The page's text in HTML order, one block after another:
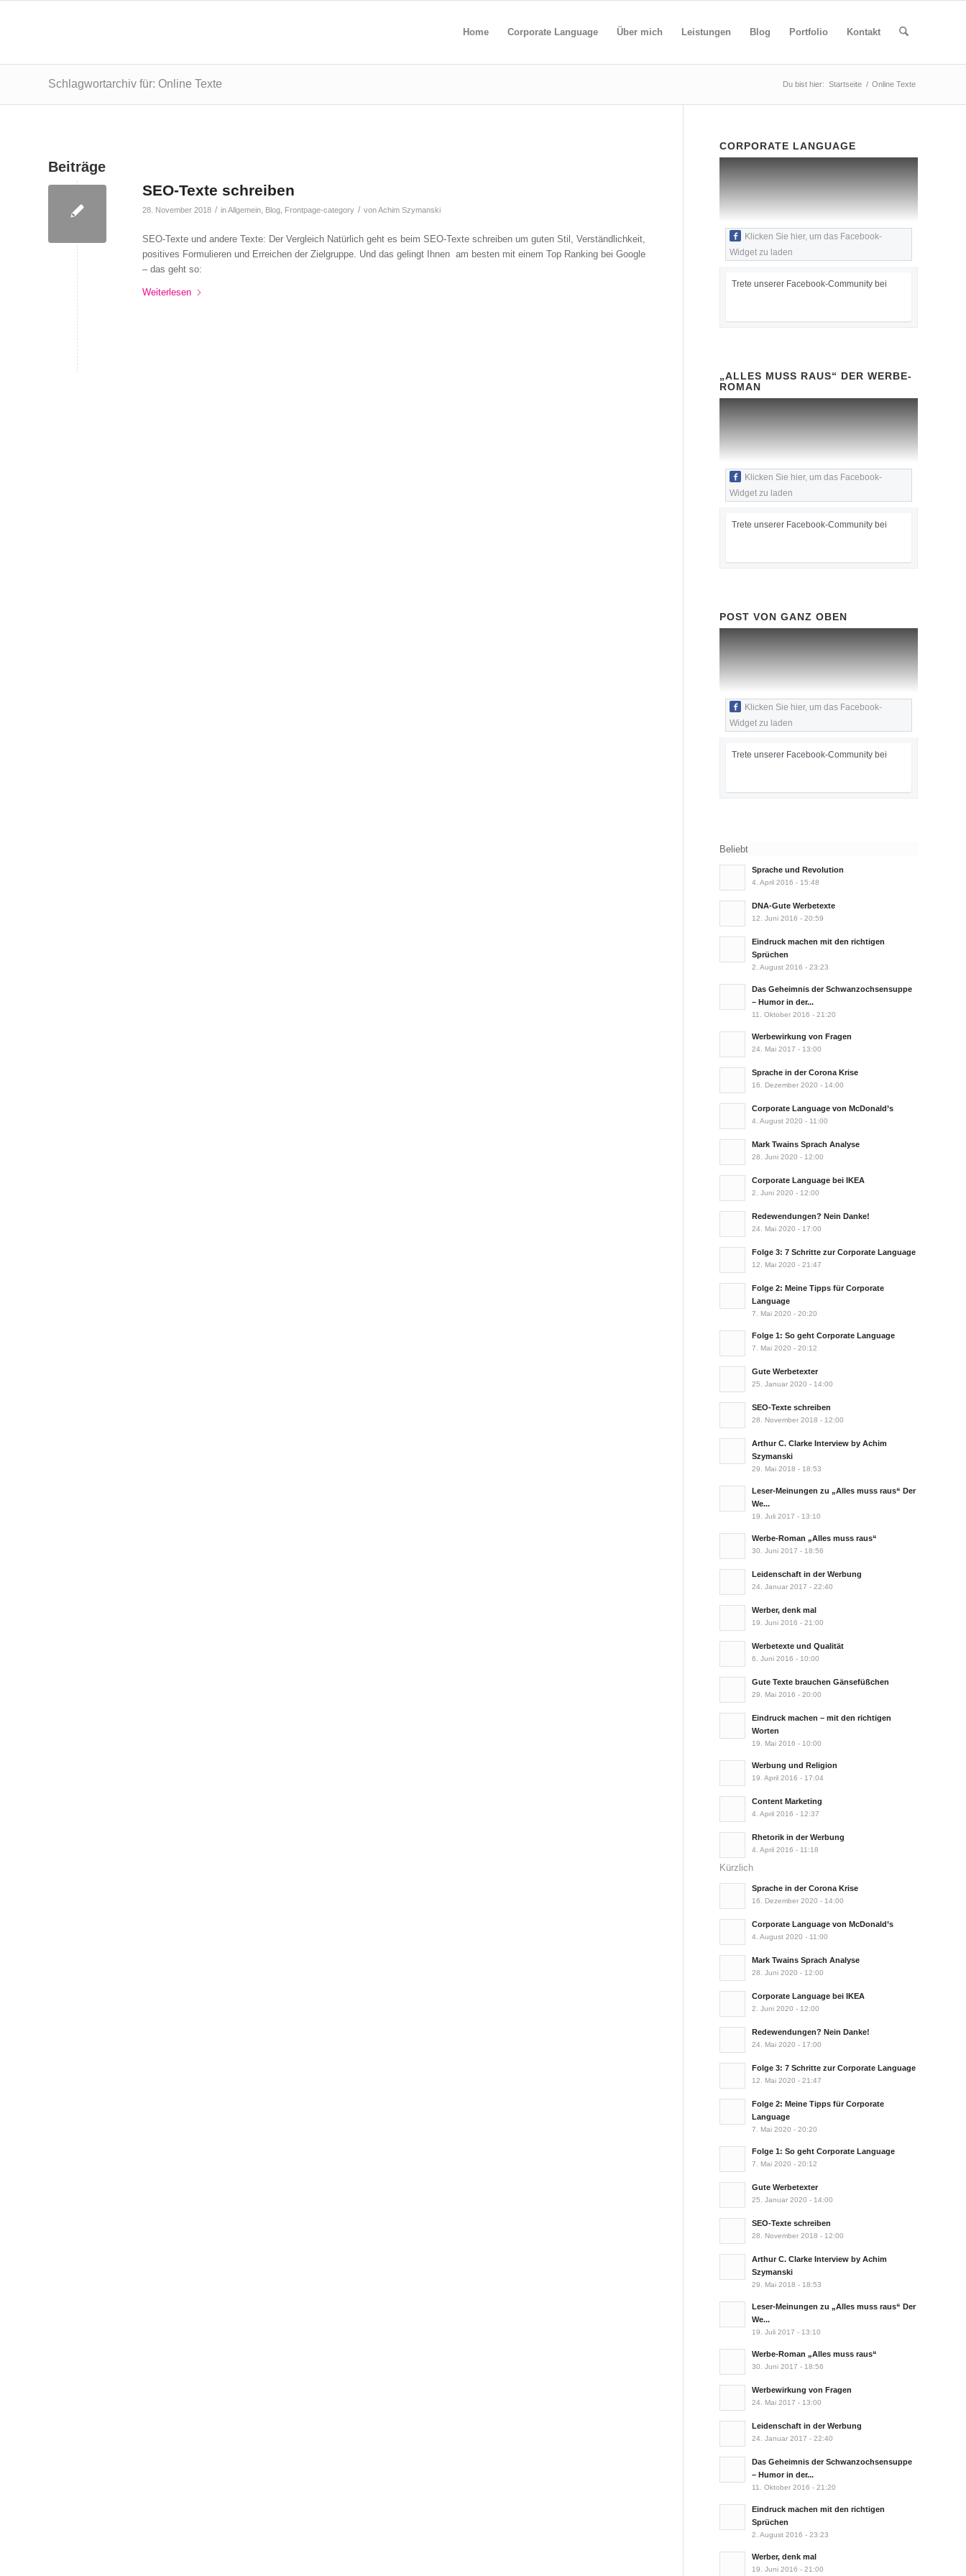
Home Corporate Language Über mich Leistungen Blog Portfolio Kontakt
Schlagwortarchiv für: Online Texte Du bist hier: Startseite / Online Texte
Beiträge
SEO-Texte schreiben
28. November 2018 / inAllgemein Blog Frontpage-category / vonAchim Szymanski
SEO-Texte und andere Texte: Der Vergleich Natürlich geht es beim SEO-Texte schreiben um guten Stil, Verständlichkeit,
positives Formulieren und Erreichen der Zielgruppe. Und das gelingt Ihnen am besten mit einem Top Ranking bei Google
– das geht so:
Weiterlesen
CORPORATE LANGUAGE
Klicken Sie hier, um das Facebook-
Widget zu laden
Trete unserer Facebook-Community bei
„ALLES MUSS RAUS“ DER WERBE-
ROMAN
Klicken Sie hier, um das Facebook-
Widget zu laden
Trete unserer Facebook-Community bei
POST VON GANZ OBEN
Klicken Sie hier, um das Facebook-
Widget zu laden
Trete unserer Facebook-Community bei
Beliebt
Sprache und Revolution
4. April 2016 - 15:48
DNA-Gute Werbetexte
12. Juni 2016 - 20:59
Eindruck machen mit den richtigen
Sprüchen
2. August 2016 - 23:23
Das Geheimnis der Schwanzochsensuppe
– Humor in der...
11. Oktober 2016 - 21:20
Werbewirkung von Fragen
24. Mai 2017 - 13:00
Sprache in der Corona Krise
16. Dezember 2020 - 14:00
Corporate Language von McDonald’s
4. August 2020 - 11:00
Mark Twains Sprach Analyse
28. Juni 2020 - 12:00
Corporate Language bei IKEA
2. Juni 2020 - 12:00
Redewendungen? Nein Danke!
24. Mai 2020 - 17:00
Folge 3: 7 Schritte zur Corporate Language
12. Mai 2020 - 21:47
Folge 2: Meine Tipps für Corporate
Language
7. Mai 2020 - 20:20
Folge 1: So geht Corporate Language
7. Mai 2020 - 20:12
Gute Werbetexter
25. Januar 2020 - 14:00
SEO-Texte schreiben
28. November 2018 - 12:00
Arthur C. Clarke Interview by Achim
Szymanski
29. Mai 2018 - 18:53
Leser-Meinungen zu „Alles muss raus“ Der
We...
19. Juli 2017 - 13:10
Werbe-Roman „Alles muss raus“
30. Juni 2017 - 18:56
Leidenschaft in der Werbung
24. Januar 2017 - 22:40
Werber, denk mal
19. Juni 2016 - 21:00
Werbetexte und Qualität
6. Juni 2016 - 10:00
Gute Texte brauchen Gänsefüßchen
29. Mai 2016 - 20:00
Eindruck machen – mit den richtigen
Worten
19. Mai 2016 - 10:00
Werbung und Religion
19. April 2016 - 17:04
Content Marketing
4. April 2016 - 12:37
Rhetorik in der Werbung
4. April 2016 - 11:18
Kürzlich
Sprache in der Corona Krise
16. Dezember 2020 - 14:00
Corporate Language von McDonald’s
4. August 2020 - 11:00
Mark Twains Sprach Analyse
28. Juni 2020 - 12:00
Corporate Language bei IKEA
2. Juni 2020 - 12:00
Redewendungen? Nein Danke!
24. Mai 2020 - 17:00
Folge 3: 7 Schritte zur Corporate Language
12. Mai 2020 - 21:47
Folge 2: Meine Tipps für Corporate
Language
7. Mai 2020 - 20:20
Folge 1: So geht Corporate Language
7. Mai 2020 - 20:12
Gute Werbetexter
25. Januar 2020 - 14:00
SEO-Texte schreiben
28. November 2018 - 12:00
Arthur C. Clarke Interview by Achim
Szymanski
29. Mai 2018 - 18:53
Leser-Meinungen zu „Alles muss raus“ Der
We...
19. Juli 2017 - 13:10
Werbe-Roman „Alles muss raus“
30. Juni 2017 - 18:56
Werbewirkung von Fragen
24. Mai 2017 - 13:00
Leidenschaft in der Werbung
24. Januar 2017 - 22:40
Das Geheimnis der Schwanzochsensuppe
– Humor in der...
11. Oktober 2016 - 21:20
Eindruck machen mit den richtigen
Sprüchen
2. August 2016 - 23:23
Werber, denk mal
19. Juni 2016 - 21:00